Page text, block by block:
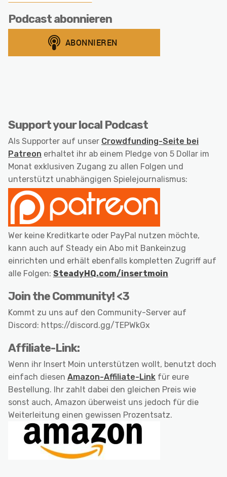
Podcast abonnieren
Support your local Podcast
Als Supporter auf unser Crowdfunding-Seite bei
Patreon erhaltet ihr ab einem Pledge von 5 Dollar im
Monat exklusiven Zugang zu allen Folgen und
unterstützt unabhängigen Spielejournalismus:
Wer keine Kreditkarte oder PayPal nutzen möchte,
kann auch auf Steady ein Abo mit Bankeinzug
einrichten und erhält ebenfalls kompletten Zugriff auf
alle Folgen: SteadyHQ.com/insertmoin
Join the Community! <3
Kommt zu uns auf den Community-Server auf
Discord: https://discord.gg/TEPWkGx
Affiliate-Link:
Wenn ihr Insert Moin unterstützen wollt, benutzt doch
einfach diesen Amazon-Affiliate-Link für eure
Bestellung. Ihr zahlt dabei den gleichen Preis wie
sonst auch, Amazon überweist uns jedoch für die
Weiterleitung einen gewissen Prozentsatz.